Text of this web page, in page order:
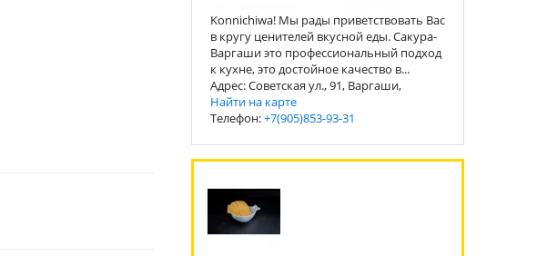
Konnichiwa! Мы рады приветствовать Вас
в кругу ценителей вкусной еды. Сакура-
Варгаши это профессиональный подход
к кухне, это достойное качество в...
Адрес: Советская ул., 91, Варгаши,
Найти на карте
Телефон:+7(905)853-93-31